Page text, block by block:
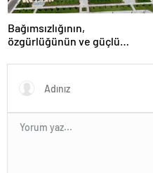
Bağımsızlığının,
özgürlüğünün ve güçlü
Türkiye’den Yavru Vatan’a dev
eserler…